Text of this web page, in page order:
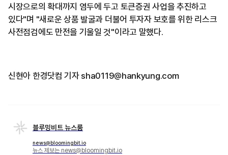
시장으로의 확대까지 염두에 두고 토큰증권 사업을 추진하고
있다"며 "새로운 상품 발굴과 더불어 투자자 보호를 위한 리스크
사전점검에도 만전을 기울일 것"이라고 말했다.
신현아 한경닷컴 기자 sha0119@hankyung.com
블루밍비트 뉴스룸
news@bloomingbit.io
뉴스 제보는 news@bloomingbit.io